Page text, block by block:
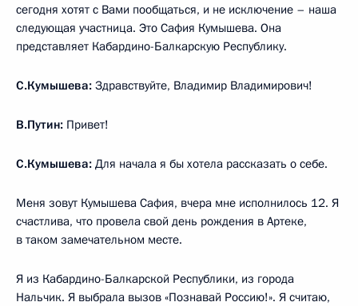
сегодня хотят с Вами пообщаться, и не исключение – наша
следующая участница. Это Сафия Кумышева. Она
представляет Кабардино-Балкарскую Республику.
С.Кумышева: Здравствуйте, Владимир Владимирович!
В.Путин: Привет!
С.Кумышева: Для начала я бы хотела рассказать о себе.
Меня зовут Кумышева Сафия, вчера мне исполнилось 12. Я
счастлива, что провела свой день рождения в Артеке,
в таком замечательном месте.
Я из Кабардино-Балкарской Республики, из города
Нальчик. Я выбрала вызов «Познавай Россию!». Я считаю,